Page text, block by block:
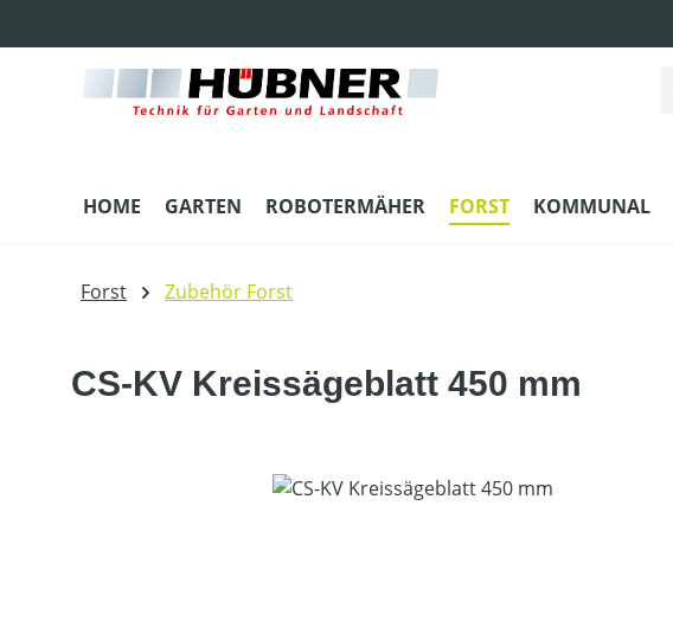
HOME GARTEN ROBOTERMÄHER FORST KOMMUNAL
Forst Zubehör Forst
CS-KV Kreissägeblatt 450 mm
Bildergalerie überspringen